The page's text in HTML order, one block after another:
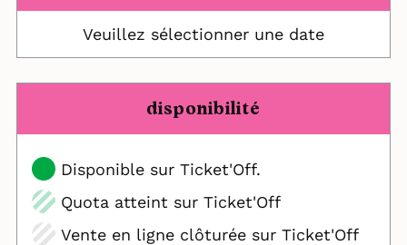
Veuillez sélectionner une date
disponibilité
Disponible sur Ticket'Off.
Quota atteint sur Ticket'Off
Vente en ligne clôturée sur Ticket'Off